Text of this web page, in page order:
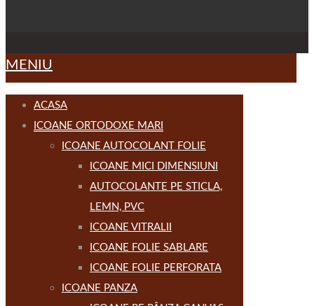
MENIU
ACASA
ICOANE ORTODOXE MARI
ICOANE AUTOCOLANT FOLIE
ICOANE MICI DIMENSIUNI
AUTOCOLANTE PE STICLA,
LEMN, PVC
ICOANE VITRALII
ICOANE FOLIE SABLARE
ICOANE FOLIE PERFORATA
ICOANE PANZA